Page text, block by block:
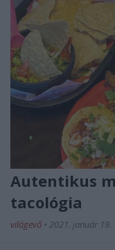
Autentikus
tacológia
világevő • 2021. január 19.